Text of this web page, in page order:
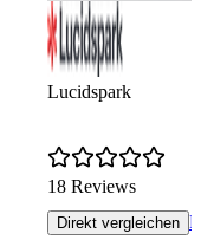
Lucidspark
18 Reviews
Direkt vergleichen